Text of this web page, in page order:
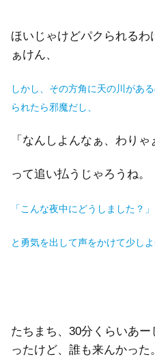
ほいじゃけどパクられるわ
ぁけん、
しかし、 その方角に天の川があ
られたら邪魔だし、
「なんしよんなぁ、わりゃ
って追い払うじゃろうね。
「こんな夜中にどうしました？」
と勇気を出して声をかけて少し
たちまち、30分くらいあ
ったけど、誰も来んかった。